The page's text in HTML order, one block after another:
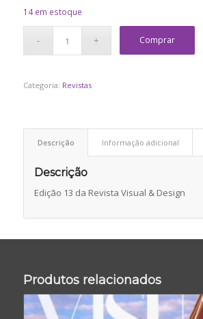
14 em estoque
Comprar
Categoria: Revistas
Descrição Informação adicional
Descrição
Edição 13 da Revista Visual & Design
Produtos relacionados